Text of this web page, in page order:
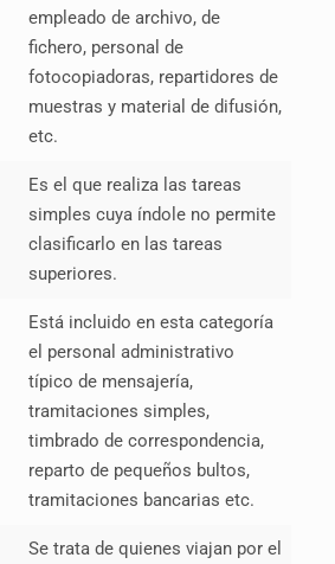
empleado de archivo, de
fichero, personal de
fotocopiadoras, repartidores de
muestras y material de difusión,
etc.
Es el que realiza las tareas
simples cuya índole no permite
clasificarlo en las tareas
superiores.
Está incluido en esta categoría
el personal administrativo
típico de mensajería,
tramitaciones simples,
timbrado de correspondencia,
reparto de pequeños bultos,
tramitaciones bancarias etc.
Se trata de quienes viajan por el